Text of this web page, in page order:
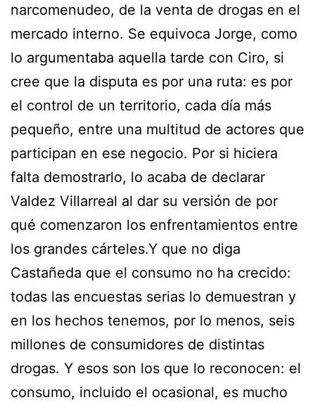
narcomenudeo, de la venta de drogas en el
mercado interno. Se equivoca Jorge, como
lo argumentaba aquella tarde con Ciro, si
cree que la disputa es por una ruta: es por
el control de un territorio, cada día más
pequeño, entre una multitud de actores que
participan en ese negocio. Por si hiciera
falta demostrarlo, lo acaba de declarar
Valdez Villarreal al dar su versión de por
qué comenzaron los enfrentamientos entre
los grandes cárteles.Y que no diga
Castañeda que el consumo no ha crecido:
todas las encuestas serias lo demuestran y
en los hechos tenemos, por lo menos, seis
millones de consumidores de distintas
drogas. Y esos son los que lo reconocen: el
consumo, incluido el ocasional, es mucho